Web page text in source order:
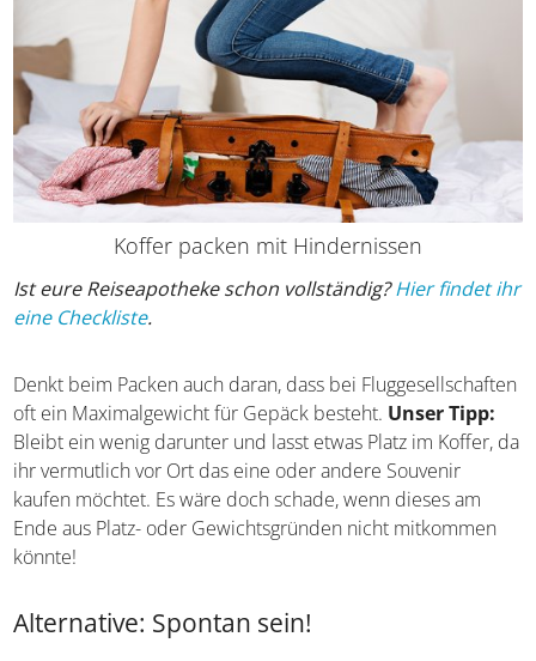
Koffer packen mit Hindernissen
Ist eure Reiseapotheke schon vollständig?Hier findet
ihr eine Checkliste.
Denkt beim Packen auch daran, dass bei
Fluggesellschaften oft ein Maximalgewicht für Gepäck
etwas Platz im Koffer, da ihr vermutlich vor Ort das eine
oder andere Souvenir kaufen möchtet. Es wäre doch